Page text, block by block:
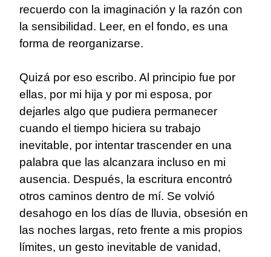
recuerdo con la imaginación y la razón con
la sensibilidad. Leer, en el fondo, es una
forma de reorganizarse.
Quizá por eso escribo. Al principio fue por
ellas, por mi hija y por mi esposa, por
dejarles algo que pudiera permanecer
cuando el tiempo hiciera su trabajo
inevitable, por intentar trascender en una
palabra que las alcanzara incluso en mi
ausencia. Después, la escritura encontró
otros caminos dentro de mí. Se volvió
desahogo en los días de lluvia, obsesión en
las noches largas, reto frente a mis propios
límites, un gesto inevitable de vanidad,